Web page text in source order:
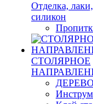
Отделка,
силикон
СТОЛЯРНОЕ
ДЕРЕВО